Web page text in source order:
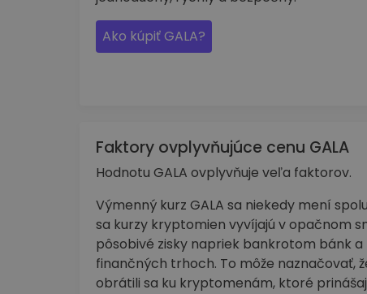
Ako kúpiť GALA?
Faktory ovplyvňujúce cenu GALA
Hodnotu GALA ovplyvňuje veľa faktorov.
Výmenný kurz GALA sa niekedy mení
sa kurzy kryptomien vyvíjajú v opačnom
pôsobivé zisky napriek bankrotom bánk
finančných trhoch. To môže naznačovať,
obrátili sa ku kryptomenám, ktoré